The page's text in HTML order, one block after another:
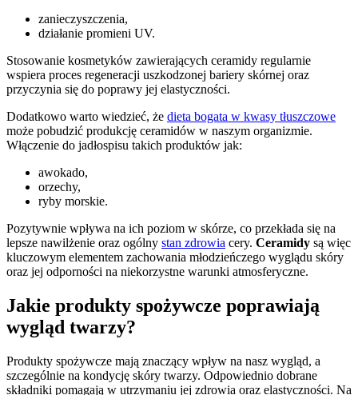
zanieczyszczenia,
działanie promieni UV.
Stosowanie kosmetyków zawierających ceramidy regularnie
wspiera proces regeneracji uszkodzonej bariery skórnej oraz
przyczynia się do poprawy jej elastyczności.
Dodatkowo warto wiedzieć, że dieta bogata w kwasy tłuszczowe
może pobudzić produkcję ceramidów w naszym organizmie.
Włączenie do jadłospisu takich produktów jak:
awokado,
orzechy,
ryby morskie.
Pozytywnie wpływa na ich poziom w skórze, co przekłada się na
lepsze nawilżenie oraz ogólny stan zdrowia cery. Ceramidy są więc
kluczowym elementem zachowania młodzieńczego wyglądu skóry
oraz jej odporności na niekorzystne warunki atmosferyczne.
Jakie produkty spożywcze poprawiają
wygląd twarzy?
Produkty spożywcze mają znaczący wpływ na nasz wygląd, a
szczególnie na kondycję skóry twarzy. Odpowiednio dobrane
składniki pomagają w utrzymaniu jej zdrowia oraz elastyczności. Na